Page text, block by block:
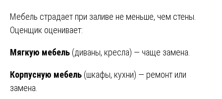
Мебель страдает при заливе не меньше, чем стены.
Оценщик оценивает:
Мягкую мебель (диваны, кресла) — чаще замена.
Корпусную мебель (шкафы, кухни) — ремонт или
замена.